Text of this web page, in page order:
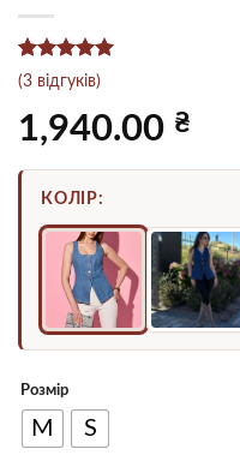
Рейтинг5
з 5 на
основі
опитування
3
покупців
(3 відгуків)
1,940.00 ₴
КОЛІР:
Розмір
M S